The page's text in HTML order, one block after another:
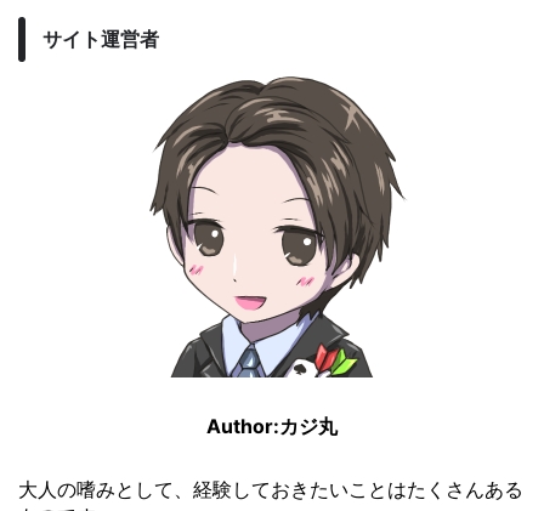
サイト運営者
Author:カジ丸
大人の嗜みとして、経験しておきたいことはたくさんある